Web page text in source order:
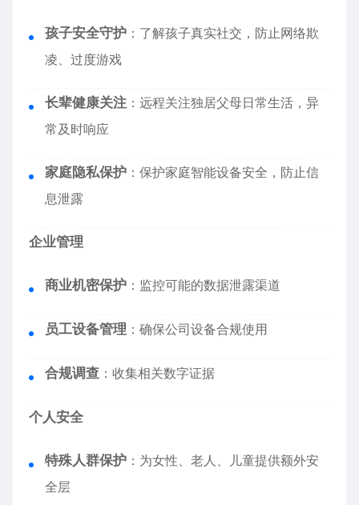
孩子安全守护 ：了解孩子真实社交，防止网络欺
凌、过度游戏
长辈健康关注 ：远程关注独居父母日常生活，异
常及时响应
家庭隐私保护 ：保护家庭智能设备安全，防止信
息泄露
企业管理
商业机密保护 ：监控可能的数据泄露渠道
员工设备管理 ：确保公司设备合规使用
合规调查 ：收集相关数字证据
个人安全
特殊人群保护 ：为女性、老人、儿童提供额外安
全层